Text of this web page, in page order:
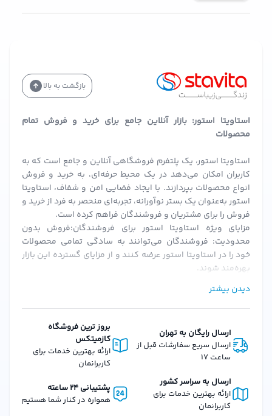
بازگشت به بالا
استاویتا استور: بازار آنلاین جامع برای خرید و فروش تمام
محصولات
استاویتا استور، یک پلتفرم فروشگاهی آنلاین و جامع است که به
کاربران امکان می‌دهد در یک محیط حرفه‌ای، به خرید و فروش
انواع محصولات بپردازند. با ایجاد فضایی امن و شفاف، استاویتا
استور به‌عنوان یک بستر نوآورانه، تجربه‌ای منحصر به فرد از خرید و
فروش را برای مشتریان و فروشندگان فراهم کرده است.
مزایای ویژه استاویتا استور برای فروشندگان:فروش بدون
محدودیت: فروشندگان می‌توانند به سادگی تمامی محصولات
خود را در استاویتا استور عرضه کنند و از مزایای گسترده این بازار
بهره‌مند شوند.
فروشندگان می‌توانند به سرعت فعالیت خود را آغاز کنند.
کمیسیون‌های منعطف: استاویتا استور با ارائه کمیسیون‌های
قابل تنظیم، شرایطی را فراهم می‌کند که فروشندگان بتوانند به
بهترین نحو از پلتفرم استفاده کنند.
امکانات و ویژگی‌های استاویتا استور برای مشتریان:تنوع گسترده
محصولات: از لوازم آرایشی، بهداشتی، عطرها و محصولات دیگر، تا
کالاهای دیجیتال و فیزیکی، استاویتا استور همه نیازهای شما را
پوشش می‌دهد.
ارسال سریع سفارش‌ها: سفارشات در استاویتا استور با سرعت و
دیدن بیشتر
ارسال رایگان به تهران
ارسال سریع سفارشات قبل از
ساعت 17
بروز ترین فروشگاه
کازمیتکس
ارائه بهترین خدمات برای
کاربرانمان
ارسال به سراسر کشور
ارائه بهترین خدمات برای
کاربرانمان
پشتیبانی 24 ساعته
همواره در کنار شما هستیم